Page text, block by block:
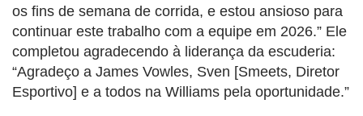
os fins de semana de corrida, e estou ansioso para
continuar este trabalho com a equipe em 2026.” Ele
completou agradecendo à liderança da escuderia:
“Agradeço a James Vowles, Sven [Smeets, Diretor
Esportivo] e a todos na Williams pela oportunidade.”